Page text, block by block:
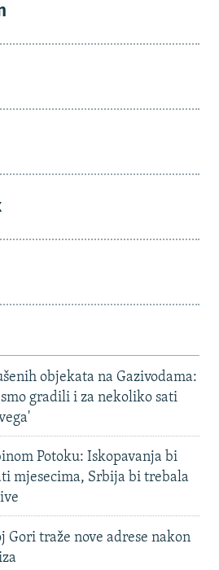
objekata na Gazivodama:
gradili i za nekoliko sati
Potoku: Iskopavanja bi
mjesecima, Srbija bi trebala
Gori traže nove adrese nakon